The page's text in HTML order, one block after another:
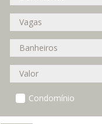
Condomínio